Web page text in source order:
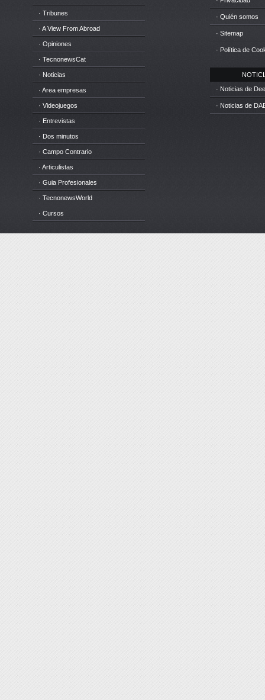
· Tribunes
· A View From Abroad
· Opiniones
· TecnonewsCat
· Noticias
· Area empresas
· Videojuegos
· Entrevistas
· Dos minutos
· Campo Contrario
· Articulistas
· Guia Profesionales
· TecnonewsWorld
· Cursos
· Quién somos
· Sitemap
· Política de
· Noticias de
· Noticias de